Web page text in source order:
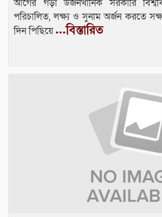
আগের গড়া ডজনখানিক সরকারি
পরিচালিত, লক্ষ্য ও সুনাম অর্জন করতে
দিন পিছিয়ে...বিস্তারিত